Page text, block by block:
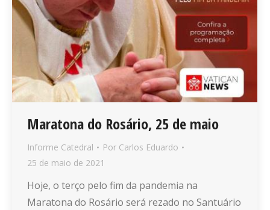
Maratona do Rosário, 25 de maio
Informe Catedral Por Carlos Eduardo
25 de maio de 2021
Hoje, o terço pelo fim da pandemia na
Maratona do Rosário será rezado no Santuário